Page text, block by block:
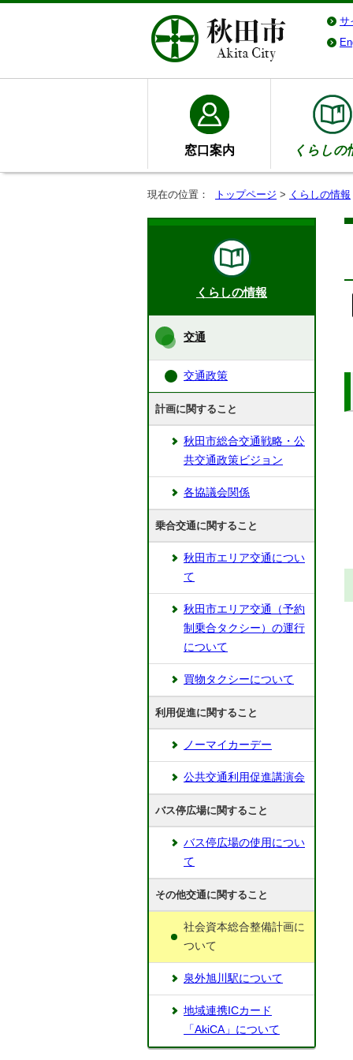
サ
窓口案内 くらしの
現在の位置： トップページ > くらしの情報
くらしの情報
交通
交通政策
計画に関すること
秋田市総合交通戦略・公
共交通政策ビジョン
各協議会関係
乗合交通に関すること
秋田市エリア交通につい
て
秋田市エリア交通（予約
制乗合タクシー）の運行
について
買物タクシーについて
利用促進に関すること
ノーマイカーデー
公共交通利用促進講演会
バス停広場に関すること
バス停広場の使用につい
て
その他交通に関すること
社会資本総合整備計画に
ついて
泉外旭川駅について
地域連携ICカード
「AkiCA」について